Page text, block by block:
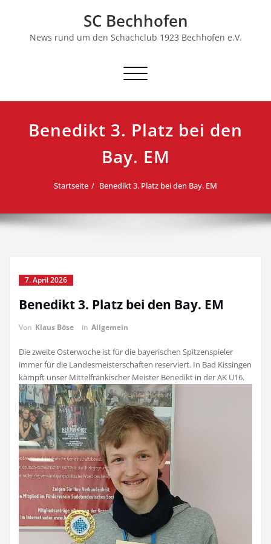
SC Bechhofen
News rund um den Schachclub 1923 Bechhofen e.V.
Schalte
Benedikt 3. Platz bei den
Bay. EM
Startseite Benedikt 3. Platz bei den Bay. EM
7. April 2026
Benedikt 3. Platz bei den Bay. EM
Von Klaus Böse in Allgemein
Die zweite Osterwoche ist für die bayerischen Spitzenspieler
immer für die Landesmeisterschaften reserviert. In Bad Kissingen
kämpft unser Mittelfränkischer Meister Benedikt in der AK U16.